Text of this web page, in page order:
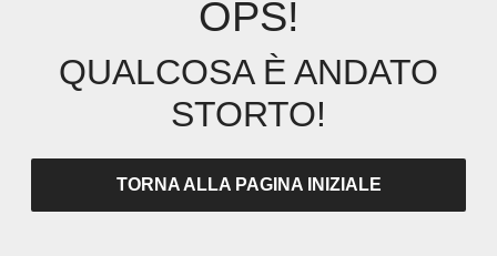
OPS!
QUALCOSA È ANDATO
STORTO!
TORNA ALLA PAGINA INIZIALE